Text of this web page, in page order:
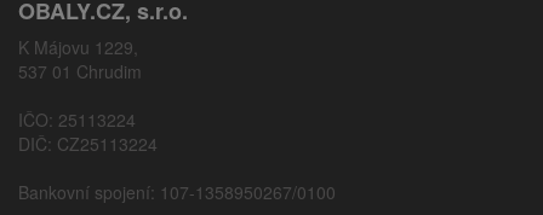
OBALY.CZ, s.r.o.
K Májovu 1229,
537 01 Chrudim
IČO: 25113224
DIČ: CZ25113224
Bankovní spojení: 107-1358950267/0100